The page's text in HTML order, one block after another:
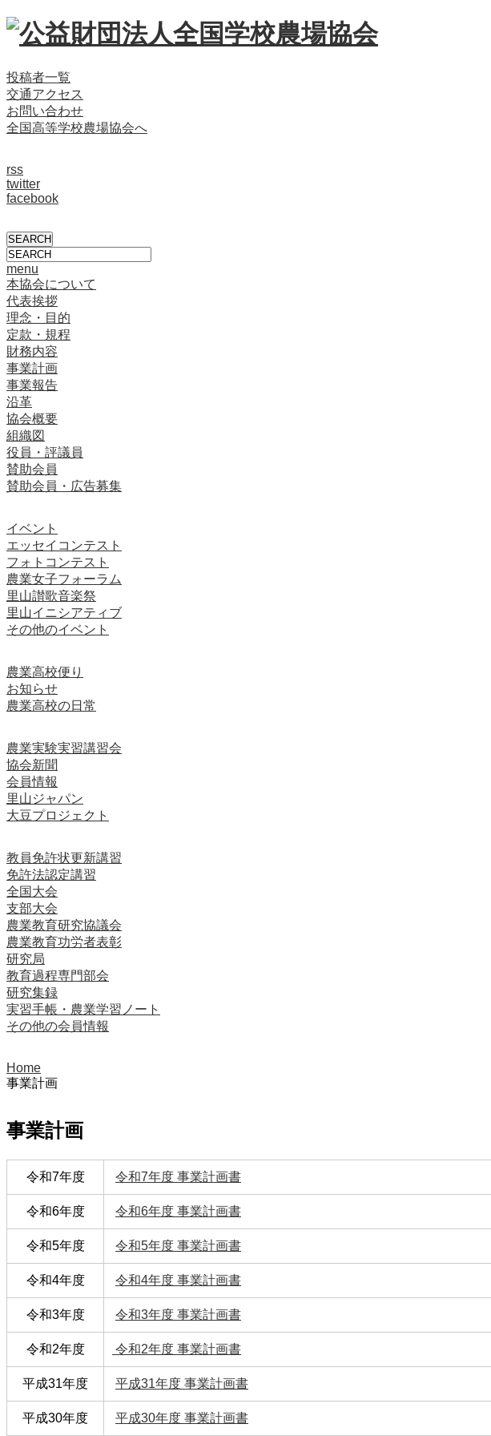
投稿者一覧
交通アクセス
お問い合わせ
全国高等学校農場協会へ
rss
twitter
facebook
menu
本協会について
代表挨拶
理念・目的
定款・規程
財務内容
事業計画
事業報告
沿革
協会概要
組織図
役員・評議員
賛助会員
賛助会員・広告募集
イベント
エッセイコンテスト
フォトコンテスト
農業女子フォーラム
里山讃歌音楽祭
里山イニシアティブ
その他のイベント
農業高校便り
お知らせ
農業高校の日常
農業実験実習講習会
協会新聞
会員情報
里山ジャパン
大豆プロジェクト
教員免許状更新講習
免許法認定講習
全国大会
支部大会
農業教育研究協議会
農業教育功労者表彰
研究局
教育過程専門部会
研究集録
実習手帳・農業学習ノート
その他の会員情報
Home
事業計画
事業計画
令和7年度 令和7年度 事業計画書
令和6年度 令和6年度 事業計画書
令和5年度 令和5年度 事業計画書
令和4年度 令和4年度 事業計画書
令和3年度 令和3年度 事業計画書
令和2年度 令和2年度 事業計画書
平成31年度 平成31年度 事業計画書
平成30年度 平成30年度 事業計画書